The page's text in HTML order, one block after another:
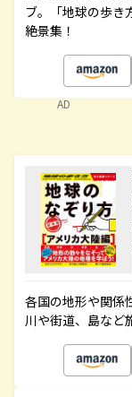
ブ。「地球の歩き
絶景集！
AD
各国の地形や関係
川や街道、島など